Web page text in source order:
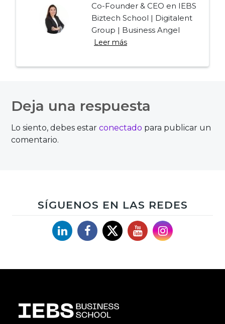
Co-Founder & CEO en IEBS
Biztech School | Digitalent
Group | Business Angel
Leer más
de
entradas
Deja una respuesta
Lo siento, debes estarconectado para publicar un
comentario.
SÍGUENOS EN LAS REDES
LinkedinFacebook
X YouTubeInstagram